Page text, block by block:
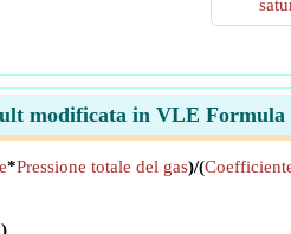
modificata in VLE Formula
*Pressione totale del gas)/(
)